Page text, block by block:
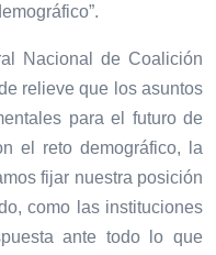
Nacional de Coalición
relieve que los asuntos
para el futuro de
el reto demográfico, la
fijar nuestra posición
como las instituciones
ante todo lo que